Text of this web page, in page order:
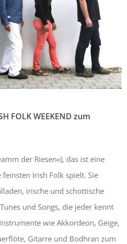
FOLK WEEKEND zum
der Riesen«), das ist eine
Irish Folk spielt. Sie
irische und schottische
und Songs, die jeder kennt
wie Akkordeon, Geige,
Gitarre und Bodhran zum